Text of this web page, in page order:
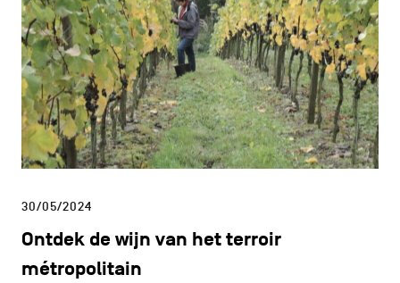
30/05/2024
Ontdek de wijn van het terroir
métropolitain